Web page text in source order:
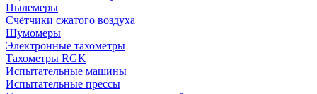
Пылемеры
Счётчики сжатого воздуха
Шумомеры
Электронные тахометры
Тахометры RGK
Испытательные машины
Испытательные прессы